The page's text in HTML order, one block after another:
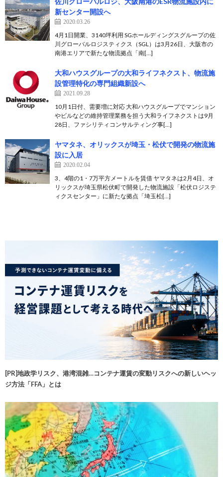
新センター開設へ
2020.03.26
4月1日開業、3140坪利用 SGホールディングスグループの佐
川グローバルロジスティクス（SGL）は3月26日、大阪市の
南港エリアで新たな物流拠点「南[…]
大和ハウスグループの大和ライフネクスト、物流施
設管理特化の専門組織新設へ
2021.09.28
10月1日付、需要増に対応 大和ハウスグループでマンション
やビルなどの維持管理業務を担う大和ライフネクストは9月
28日、ファシリティコンサルティング事[…]
ヤマタネ、オリックスが埼玉・松伏で開発の物流施
設に入居
2020.02.04
3、4階の1・7万平方メートルを賃借 ヤマタネは2月4日、オ
リックスが埼玉県松伏町で開発した物流施設「松伏ロジステ
ィクスセンター」に新たな拠点「埼玉松[…]
[PR]地政学リスク、港湾混雑…コンテナ運賃の変動リスクへの新しいヘッ
ジ方法「FFA」とは